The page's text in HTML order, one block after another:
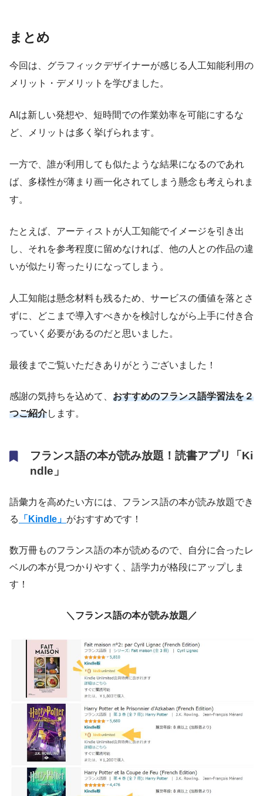
まとめ
今回は、グラフィックデザイナーが感じる人工知能利用の
メリット・デメリットを学びました。
AIは新しい発想や、短時間での作業効率を可能にするな
ど、メリットは多く挙げられます。
一方で、誰が利用しても似たような結果になるのであれ
ば、多様性が薄まり画一化されてしまう懸念も考えられま
す。
たとえば、アーティストが人工知能でイメージを引き出
し、それを参考程度に留めなければ、他の人との作品の違
いが似たり寄ったりになってしまう。
人工知能は懸念材料も残るため、サービスの価値を落とさ
ずに、どこまで導入すべきかを検討しながら上手に付き合
っていく必要があるのだと思いました。
最後までご覧いただきありがとうございました！
感謝の気持ちを込めて、 おすすめのフランス語学習法を２
つご紹介します。
フランス語の本が読み放題！読書アプリ「Ki
ndle」
語彙力を高めたい方には、フランス語の本が読み放題でき
る
「Kindle」 がおすすめです！
数万冊ものフランス語の本が読めるので、自分に合ったレ
ベルの本が見つかりやすく、語学力が格段にアップしま
す！
＼フランス語の本が読み放題／